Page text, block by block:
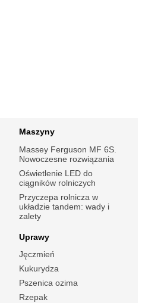
Maszyny
Massey Ferguson MF 6S.
Nowoczesne rozwiązania
Oświetlenie LED do
ciągników rolniczych
Przyczepa rolnicza w
układzie tandem: wady i
zalety
Uprawy
Jęczmień
Kukurydza
Pszenica ozima
Rzepak